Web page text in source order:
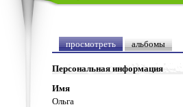
просмотреть альбомы
Персональная информация
Имя
Ольга